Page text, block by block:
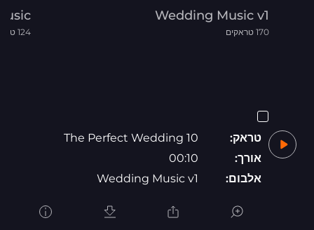
Wedding Music v1
170 טראקים 124 טראקים
טראק:
The Perfect Wedding 10
אורך:
00:10
אלבום:
Wedding Music v1